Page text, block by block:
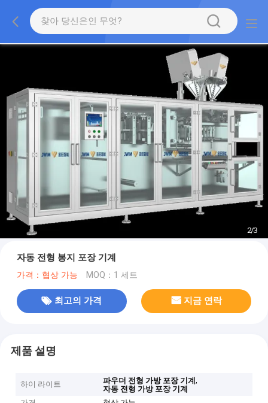
2/3
자동 전형 봉지 포장 기계
가격：협상 가능 MOQ：1 세트
최고의 가격 지금 연락
제품 설명
하이 라이트 파우더 전형 가방 포장 기계,
자동 전형 가방 포장 기계